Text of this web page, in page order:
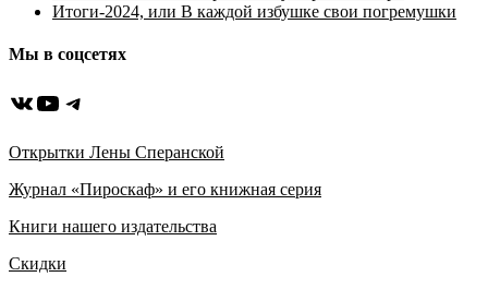
Итоги-2024, или В каждой избушке свои погремушки
Мы в соцсетях
ВКонтакте
YouTube
Telegram
Открытки Лены Сперанской
Журнал «Пироскаф» и его книжная серия
Книги нашего издательства
Скидки